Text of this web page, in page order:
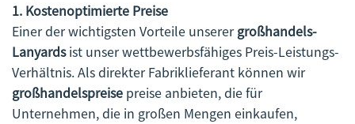
1. Kostenoptimierte Preise
Einer der wichtigsten Vorteile unserergroßhandels-
Lanyardsist unser wettbewerbsfähiges Preis-Leistungs-
Verhältnis. Als direkter Fabriklieferant können wir
großhandelspreise preise anbieten, die für
Unternehmen, die in großen Mengen einkaufen,